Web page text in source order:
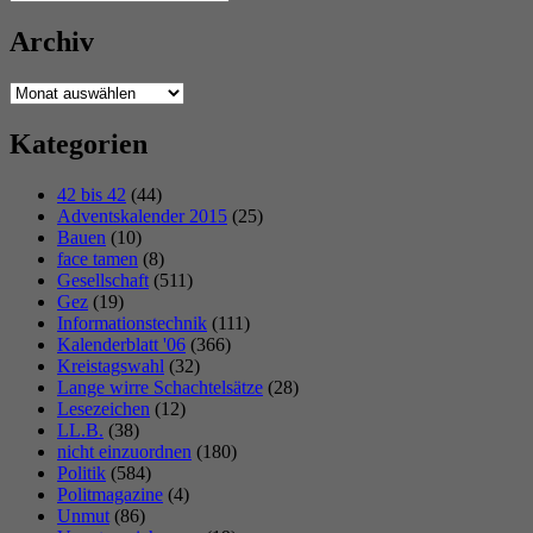
nach:
Archiv
Archiv
Kategorien
42 bis 42 (44)
Adventskalender 2015 (25)
Bauen (10)
face tamen (8)
Gesellschaft (511)
Gez (19)
Informationstechnik (111)
Kalenderblatt '06 (366)
Kreistagswahl (32)
Lange wirre Schachtelsätze (28)
Lesezeichen (12)
LL.B. (38)
nicht einzuordnen (180)
Politik (584)
Politmagazine (4)
Unmut (86)